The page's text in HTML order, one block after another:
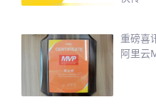
重磅喜
阿里云